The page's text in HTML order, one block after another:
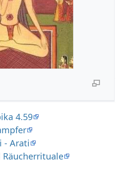
4.59
- Arati